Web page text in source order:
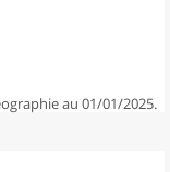
au 01/01/2025.